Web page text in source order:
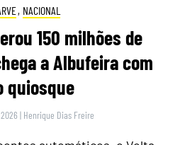
, NACIONAL
150 milhões de
a Albufeira com
quiosque
| Henrique Dias Freire